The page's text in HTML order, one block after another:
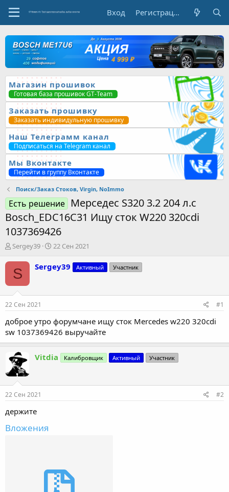
Вход Регистрация
Магазин прошивок
Готовая база прошивок GT-Team
Заказать прошивку
Заказать индивидульную прошивку
Наш Телеграмм канал
Подписаться на Telegram канал
Мы Вконтакте
Перейти в группу Вконтакте
Поиск/Заказ Стоков, Virgin, NoImmo
Есть решение
Мерседес S320 3.2 204 л.с
Bosch_EDC16C31 Ищу сток W220 320cdi
1037369426
А
т
о
е
м
ы
Sergey39
Д
т
л
а
22 Сен 2021
S Sergey39 Активный Участник
22 Сен 2021 #1
доброе утро форумчане ищу сток Mercedes w220 320cdi
sw 1037369426 выручайте
Vitdia Калибровщик Активный Участник
22 Сен 2021 #2
держите
Вложения